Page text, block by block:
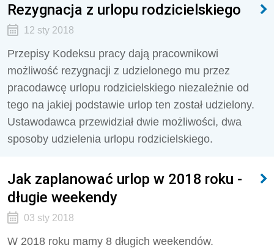
Rezygnacja z urlopu rodzicielskiego
12 sty 2018
Przepisy Kodeksu pracy dają pracownikowi
możliwość rezygnacji z udzielonego mu przez
pracodawcę urlopu rodzicielskiego niezależnie od
tego na jakiej podstawie urlop ten został udzielony.
Ustawodawca przewidział dwie możliwości, dwa
sposoby udzielenia urlopu rodzicielskiego.
Jak zaplanować urlop w 2018 roku -
długie weekendy
03 sty 2018
W 2018 roku mamy 8 długich weekendów.